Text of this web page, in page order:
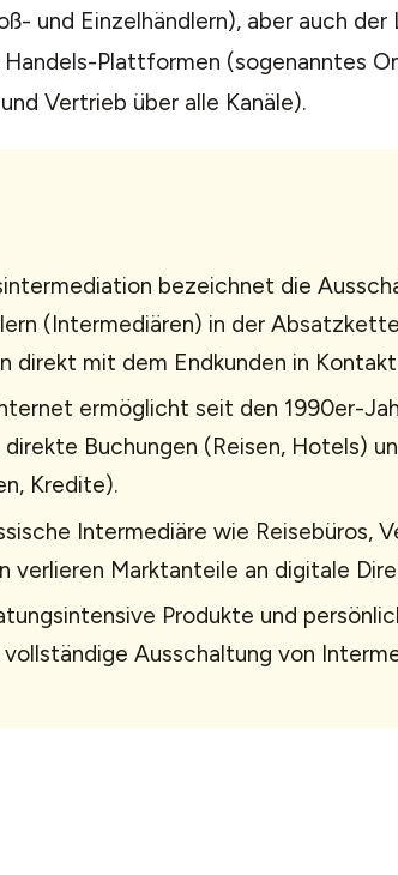
und Einzelhändlern), aber auch
Plattformen (sogenanntes
Vertrieb über alle Kanäle).
bezeichnet die
(Intermediären) in der
direkt mit dem Endkunden in
ermöglicht seit den 1990er-
direkte Buchungen (Reisen, Hotels)
Kredite).
Intermediäre wie Reisebüros,
verlieren Marktanteile an digitale
Produkte und
Ausschaltung von